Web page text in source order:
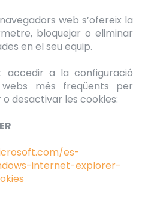
web s’ofereix la
bloquejar o eliminar
en el seu equip.
accedir a la configuració
més freqüents per
desactivar les cookies:
es-
internet-explorer-